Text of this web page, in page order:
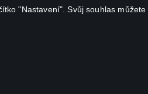
"Nastavení". Svůj souhlas můžete
Luxembourg S. à r.l. se sídlem Rue